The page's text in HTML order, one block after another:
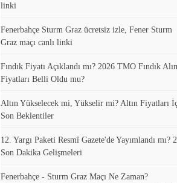
linki
Fenerbahçe Sturm Graz ücretsiz izle, Fener Sturm
Graz maçı canlı linki
Fındık Fiyatı Açıklandı mı? 2026 TMO Fındık
Fiyatları Belli Oldu mu?
Altın Yükselecek mi, Yükselir mi? Altın Fiyatları
Son Beklentiler
12. Yargı Paketi Resmî Gazete'de Yayımlandı mı?
Son Dakika Gelişmeleri
Fenerbahçe - Sturm Graz Maçı Ne Zaman?